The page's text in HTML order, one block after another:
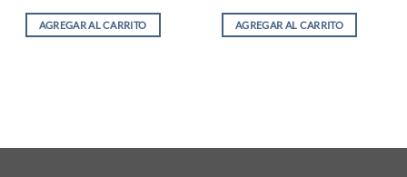
AGREGAR AL CARRITO AGREGAR AL CARRITO